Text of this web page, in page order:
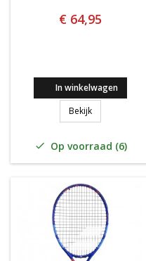
€ 64,95
In winkelwagen
BekijkBabolat Drive
 Op voorraad (6)